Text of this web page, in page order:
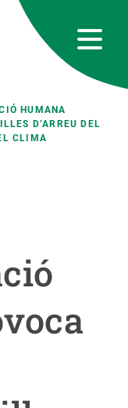
HUMANA
D’ARREU DEL
CLIMA